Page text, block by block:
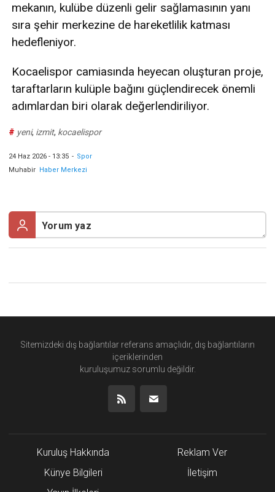
mekanın, kulübe düzenli gelir sağlamasının yanı
sıra şehir merkezine de hareketlilik katması
hedefleniyor.
Kocaelispor camiasında heyecan oluşturan proje,
taraftarların kulüple bağını güçlendirecek önemli
adımlardan biri olarak değerlendiriliyor.
# yeni, izmit, kocaelispor
24 Haz 2026 - 13:35 - Spor
Muhabir
Haber Merkezi
Sitemizdeki dış bağlantılar referans amaçlıdır, dış bağlantıların
içeriklerinden
kuruluşumuz sorumlu değildir.
Kuruluş Hakkında
Künye Bilgileri
Reklam Ver
İletişim